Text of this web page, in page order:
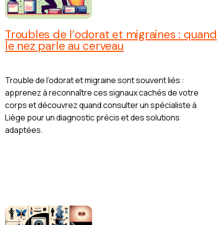
Troubles de l’odorat et migraines : quand
le nez parle au cerveau
Trouble de l’odorat et migraine sont souvent liés :
apprenez à reconnaître ces signaux cachés de votre
corps et découvrez quand consulter un spécialiste à
Liège pour un diagnostic précis et des solutions
adaptées.